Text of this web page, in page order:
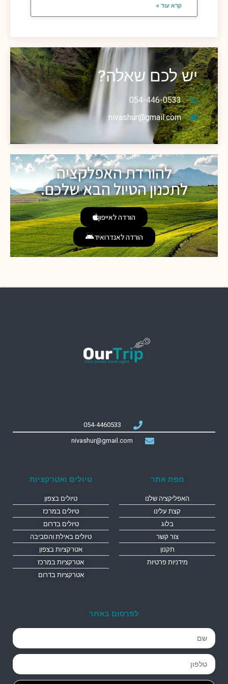
קרא עוד »
יש לכם שאלה?
054-446-0533
nivashur@gmail.com
להורדת האפלקציה
לתכנון הטיול הבא שלכם.
הורדה לאייפון
הורדה לאנדרואיד
054-4460533
nivashur@gmail.com
מפת אתר
האפליקציה שלנו
קצת עלינו
בלוג
צור קשר
תקנון
מידניות פרטיות
טיולים ואטרקציות
טיולים בצפון
טיולים במרכז
טיולים בדרום
טיולים באילת והסביבה
אטרקציות בצפון
אטרקציות במרכז
אטרקציות בדרום
לפרסום באתר